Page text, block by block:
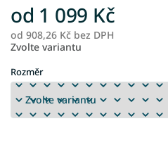
od 1 099 Kč
od 908,26 Kč bez DPH
Zvolte variantu
Rozměr